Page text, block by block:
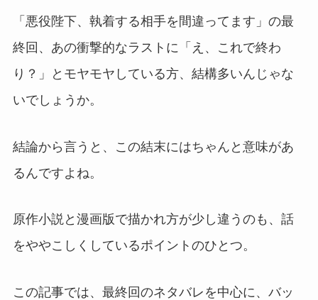
「悪役陛下、執着する相手を間違ってます」の最
終回、あの衝撃的なラストに「え、これで終わ
り？」とモヤモヤしている方、結構多いんじゃな
いでしょうか。
結論から言うと、この結末にはちゃんと意味があ
るんですよね。
原作小説と漫画版で描かれ方が少し違うのも、話
をややこしくしているポイントのひとつ。
この記事では、最終回のネタバレを中心に、バッ